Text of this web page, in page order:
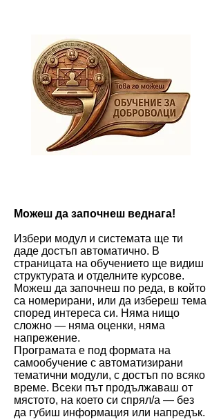
Можеш да започнеш веднага!
Избери модул и системата ще ти
даде достъп автоматично. В
страницата на обучението ще видиш
структурата и отделните курсове.
Можеш да започнеш по реда, в който
са номерирани, или да избереш тема
според интереса си. Няма нищо
сложно — няма оценки, няма
напрежение.
Програмата е под формата на
самообучение с автоматизирани
тематични модули, с достъп по всяко
време. Всеки път продължаваш от
мястото, на което си спрял/а — без
да губиш информация или напредък.